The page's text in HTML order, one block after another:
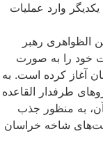
وارد عملیات
رهبر
خود را به صورت
آغاز کرده است. به
طرفدار القاعده
به منظور جذب
شاخه خراسان